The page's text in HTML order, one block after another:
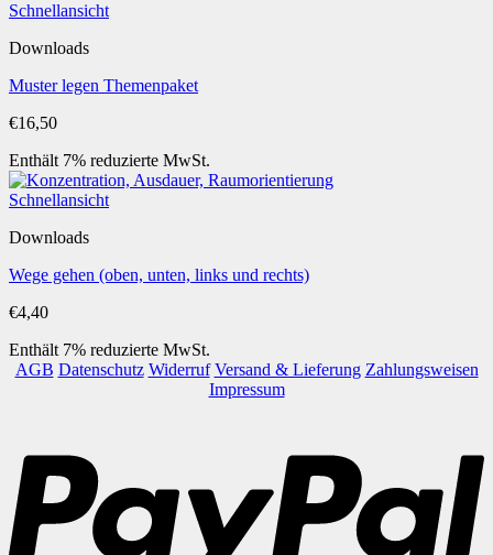
Schnellansicht
Downloads
Muster legen Themenpaket
€16,50
Enthält 7% reduzierte MwSt.
Schnellansicht
Downloads
Wege gehen (oben, unten, links und rechts)
€4,40
Enthält 7% reduzierte MwSt.
AGB Datenschutz Widerruf Versand & Lieferung Zahlungsweisen
Impressum